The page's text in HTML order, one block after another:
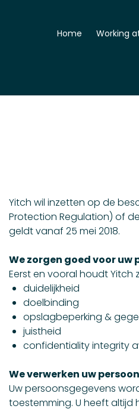
Home Working
Yitch wil inzetten op de
Protection Regulation) of
geldt vanaf 25 mei 2018.
We zorgen goed voor uw
Eerst en vooral houdt
duidelijkheid
doelbinding
opslagbeperking &
juistheid
confidentiality integrity
We verwerken uw
Uw persoonsgegevens
toestemming. U heeft altijd